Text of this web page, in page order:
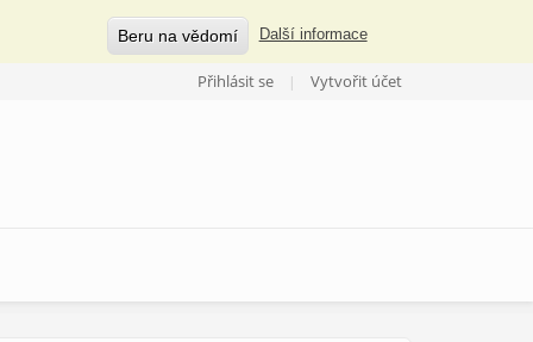
Beru na vědomí Další informace
Přihlásit se Vytvořit účet